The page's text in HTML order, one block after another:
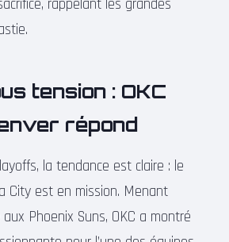
rappelant les grandes
tension : OKC
répond
la tendance est claire : le
City est en mission. Menant
Phoenix Suns, OKC a montré